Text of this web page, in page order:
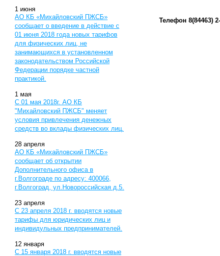
1 июня
АО КБ «Михайловский ПЖСБ»
сообщает о введение в действие с
01 июня 2018 года новых тарифов
для физических лиц, не
занимающихся в установленном
законодательством Российской
Федерации порядке частной
практикой.
1 мая
С 01 мая 2018г. АО КБ
"Михайловский ПЖСБ" меняет
условия привлечения денежных
средств во вклады физических лиц.
28 апреля
АО КБ «Михайловский ПЖСБ»
сообщает об открытии
Дополнительного офиса в
г.Волгограде по адресу: 400066,
г.Волгоград, ул.Новороссийская д.5.
23 апреля
С 23 апреля 2018 г. вводятся новые
тарифы для юридических лиц и
индивидульных предпринимателей.
12 января
С 15 января 2018 г. вводятся новые
Телефон 8(84463)